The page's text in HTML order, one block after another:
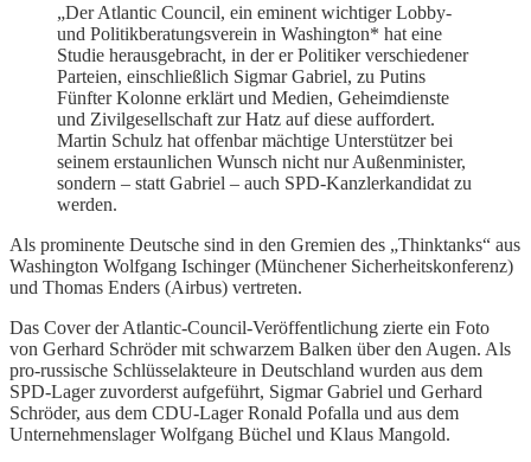
„Der Atlantic Council, ein eminent wichtiger Lobby-
und Politikberatungsverein in Washington* hat eine
Studie herausgebracht, in der er Politiker verschiedener
Parteien, einschließlich Sigmar Gabriel, zu Putins
Fünfter Kolonne erklärt und Medien, Geheimdienste
und Zivilgesellschaft zur Hatz auf diese auffordert.
Martin Schulz hat offenbar mächtige Unterstützer bei
seinem erstaunlichen Wunsch nicht nur Außenminister,
sondern – statt Gabriel – auch SPD-Kanzlerkandidat zu
werden.
Als prominente Deutsche sind in den Gremien des „Thinktanks“ aus
Washington Wolfgang Ischinger (Münchener Sicherheitskonferenz)
und Thomas Enders (Airbus) vertreten.
Das Cover der Atlantic-Council-Veröffentlichung zierte ein Foto
von Gerhard Schröder mit schwarzem Balken über den Augen. Als
pro-russische Schlüsselakteure in Deutschland wurden aus dem
SPD-Lager zuvorderst aufgeführt, Sigmar Gabriel und Gerhard
Schröder, aus dem CDU-Lager Ronald Pofalla und aus dem
Unternehmenslager Wolfgang Büchel und Klaus Mangold.